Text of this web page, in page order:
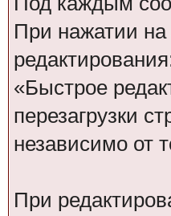
При нажатии на
«Быстрое
перезагрузки
независимо от
При